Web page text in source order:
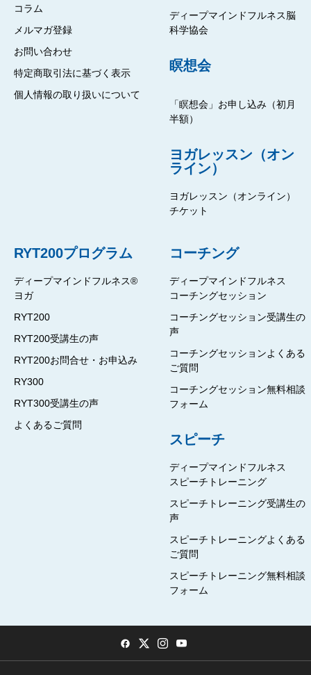
コラム
メルマガ登録
お問い合わせ
特定商取引法に基づく表示
個人情報の取り扱いについて
ディープマインドフルネス脳
科学協会
瞑想会
「瞑想会」お申し込み（初月
半額）
ヨガレッスン（オン
ライン）
ヨガレッスン（オンライン）
チケット
RYT200プログラム
ディープマインドフルネス®
ヨガ
RYT200
RYT200受講生の声
RYT200お問合せ・お申込み
RY300
RYT300受講生の声
よくあるご質問
コーチング
ディープマインドフルネス
コーチングセッション
コーチングセッション受講生の
声
コーチングセッションよくある
ご質問
コーチングセッション無料相談
フォーム
スピーチ
ディープマインドフルネス
スピーチトレーニング
スピーチトレーニング受講生の
声
スピーチトレーニングよくある
ご質問
スピーチトレーニング無料相談
フォーム